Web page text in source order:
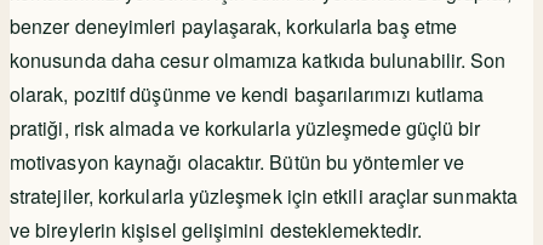
benzer deneyimleri paylaşarak, korkularla baş etme
konusunda daha cesur olmamıza katkıda bulunabilir. Son
olarak, pozitif düşünme ve kendi başarılarımızı kutlama
pratiği, risk almada ve korkularla yüzleşmede güçlü bir
motivasyon kaynağı olacaktır. Bütün bu yöntemler ve
stratejiler, korkularla yüzleşmek için etkili araçlar sunmakta
ve bireylerin kişisel gelişimini desteklemektedir.